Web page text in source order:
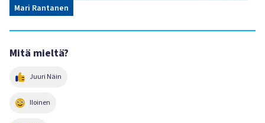
Mari Rantanen
Mitä mieltä?
Juuri Näin
Iloinen